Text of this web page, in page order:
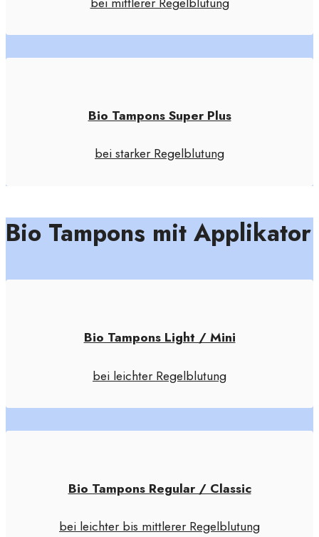
Bio Tampons Super Plus
bei starker Regelblutung
Bio Tampons mit Applikator
Bio Tampons Light / Mini
bei leichter Regelblutung
Bio Tampons Regular / Classic
bei leichter bis mittlerer Regelblutung